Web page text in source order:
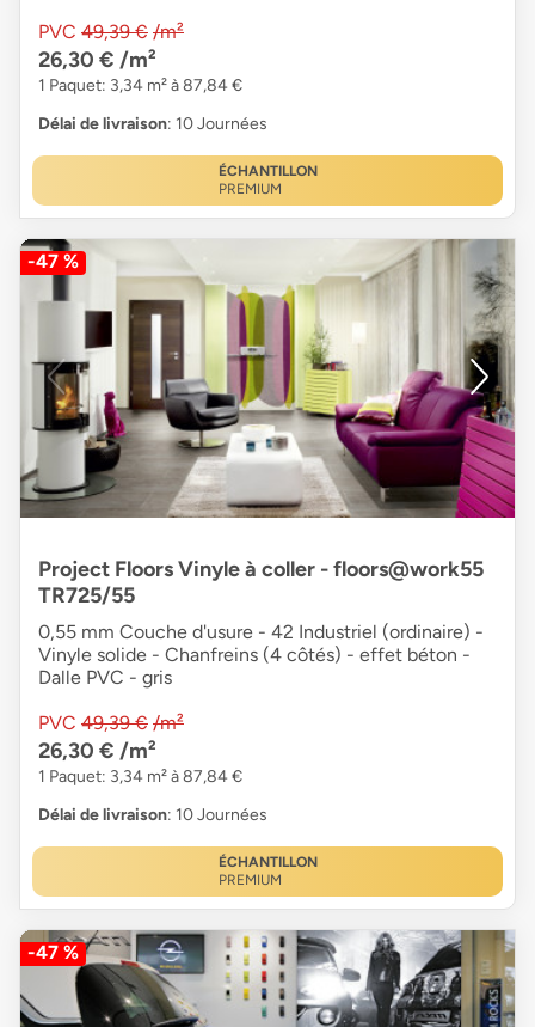
PVC 49,39 € /m²
26,30 € /m²
1 Paquet: 3,34 m² à 87,84 €
Délai de livraison: 10 Journées
ÉCHANTILLON
PREMIUM
-47 %
Project Floors Vinyle à coller - floors@work55
TR725/55
0,55 mm Couche d'usure - 42 Industriel (ordinaire) -
Vinyle solide - Chanfreins (4 côtés) - effet béton -
Dalle PVC - gris
PVC 49,39 € /m²
26,30 € /m²
1 Paquet: 3,34 m² à 87,84 €
Délai de livraison: 10 Journées
ÉCHANTILLON
PREMIUM
-47 %